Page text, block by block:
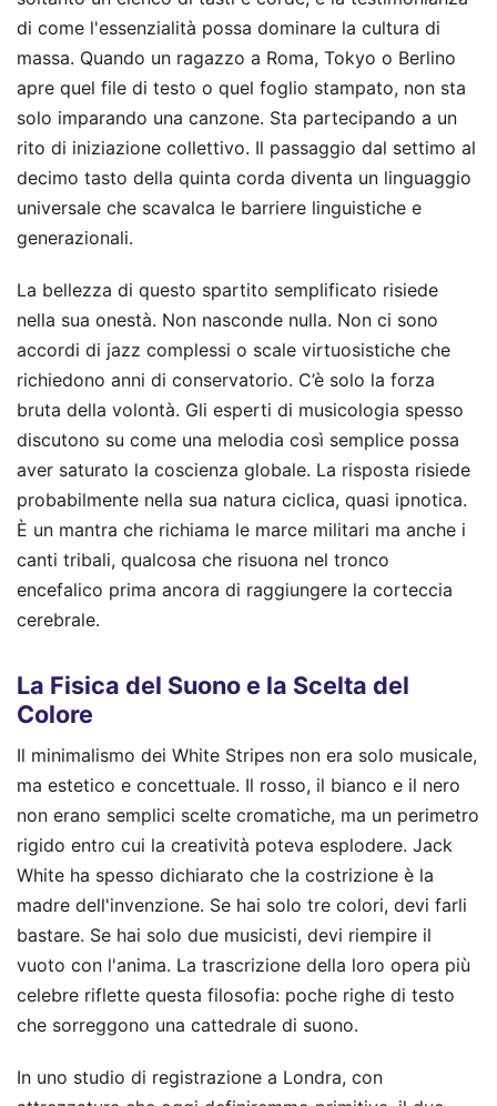
di come l'essenzialità possa dominare la cultura di
massa. Quando un ragazzo a Roma, Tokyo o Berlino
apre quel file di testo o quel foglio stampato, non sta
solo imparando una canzone. Sta partecipando a un
rito di iniziazione collettivo. Il passaggio dal settimo al
decimo tasto della quinta corda diventa un linguaggio
universale che scavalca le barriere linguistiche e
generazionali.
La bellezza di questo spartito semplificato risiede
nella sua onestà. Non nasconde nulla. Non ci sono
accordi di jazz complessi o scale virtuosistiche che
richiedono anni di conservatorio. C’è solo la forza
bruta della volontà. Gli esperti di musicologia spesso
discutono su come una melodia così semplice possa
aver saturato la coscienza globale. La risposta risiede
probabilmente nella sua natura ciclica, quasi ipnotica.
È un mantra che richiama le marce militari ma anche i
canti tribali, qualcosa che risuona nel tronco
encefalico prima ancora di raggiungere la corteccia
cerebrale.
La Fisica del Suono e la Scelta del
Colore
Il minimalismo dei White Stripes non era solo musicale,
ma estetico e concettuale. Il rosso, il bianco e il nero
non erano semplici scelte cromatiche, ma un perimetro
rigido entro cui la creatività poteva esplodere. Jack
White ha spesso dichiarato che la costrizione è la
madre dell'invenzione. Se hai solo tre colori, devi farli
bastare. Se hai solo due musicisti, devi riempire il
vuoto con l'anima. La trascrizione della loro opera più
celebre riflette questa filosofia: poche righe di testo
che sorreggono una cattedrale di suono.
In uno studio di registrazione a Londra, con